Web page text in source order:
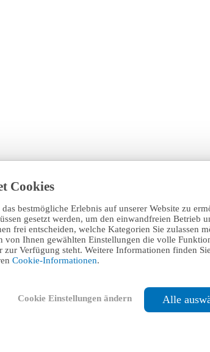
Cookies
bestmögliche Erlebnis auf unserer Website zu
gesetzt werden, um den einwandfreien Betrieb
frei entscheiden, welche Kategorien Sie zulassen
von Ihnen gewählten Einstellungen die volle
zur Verfügung steht. Weitere Informationen finden
Cookie-Informationen.
Cookie Einstellungen ändern Alle